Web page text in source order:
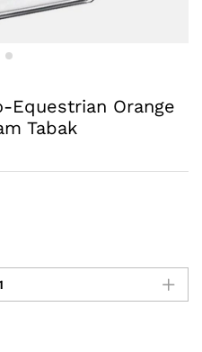
Equestrian Orange
Tabak